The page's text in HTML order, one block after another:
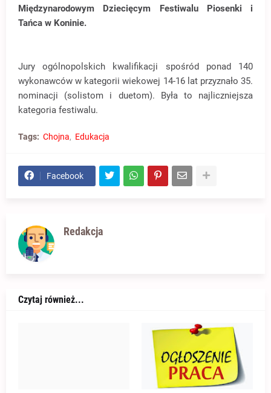
Międzynarodowym Dziecięcym Festiwalu Piosenki i
Tańca w Koninie.
Jury ogólnopolskich kwalifikacji spośród ponad 140
wykonawców w kategorii wiekowej 14-16 lat przyznało 35.
nominacji (solistom i duetom). Była to najliczniejsza
kategoria festiwalu.
Tags: Chojna Edukacja
Facebook
Redakcja
Czytaj również...